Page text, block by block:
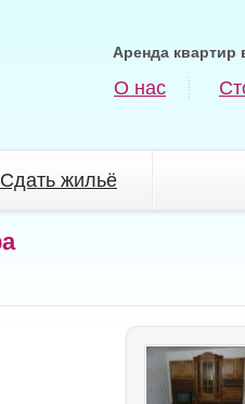
Аренда квартир
О нас
Сдать жильё